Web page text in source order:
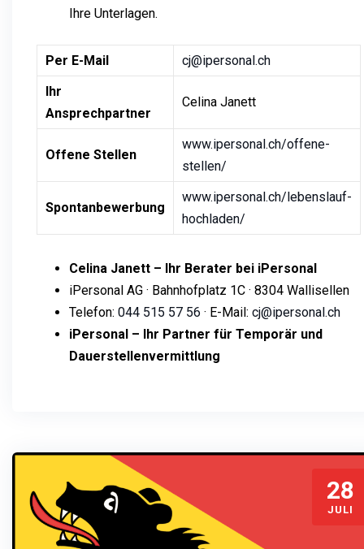
Ihre Unterlagen.
Per E-Mail
cj@ipersonal.ch
Ihr
Ansprechpartner
Celina Janett
Offene Stellen
www.ipersonal.ch/offene-
stellen/
Spontanbewerbung
www.ipersonal.ch/lebenslauf-
hochladen/
Celina Janett – Ihr Berater bei iPersonal
iPersonal AG · Bahnhofplatz 1C · 8304 Wallisellen
Telefon: 044 515 57 56 · E-Mail: cj@ipersonal.ch
iPersonal – Ihr Partner für Temporär und
Dauerstellenvermittlung
28
JULI